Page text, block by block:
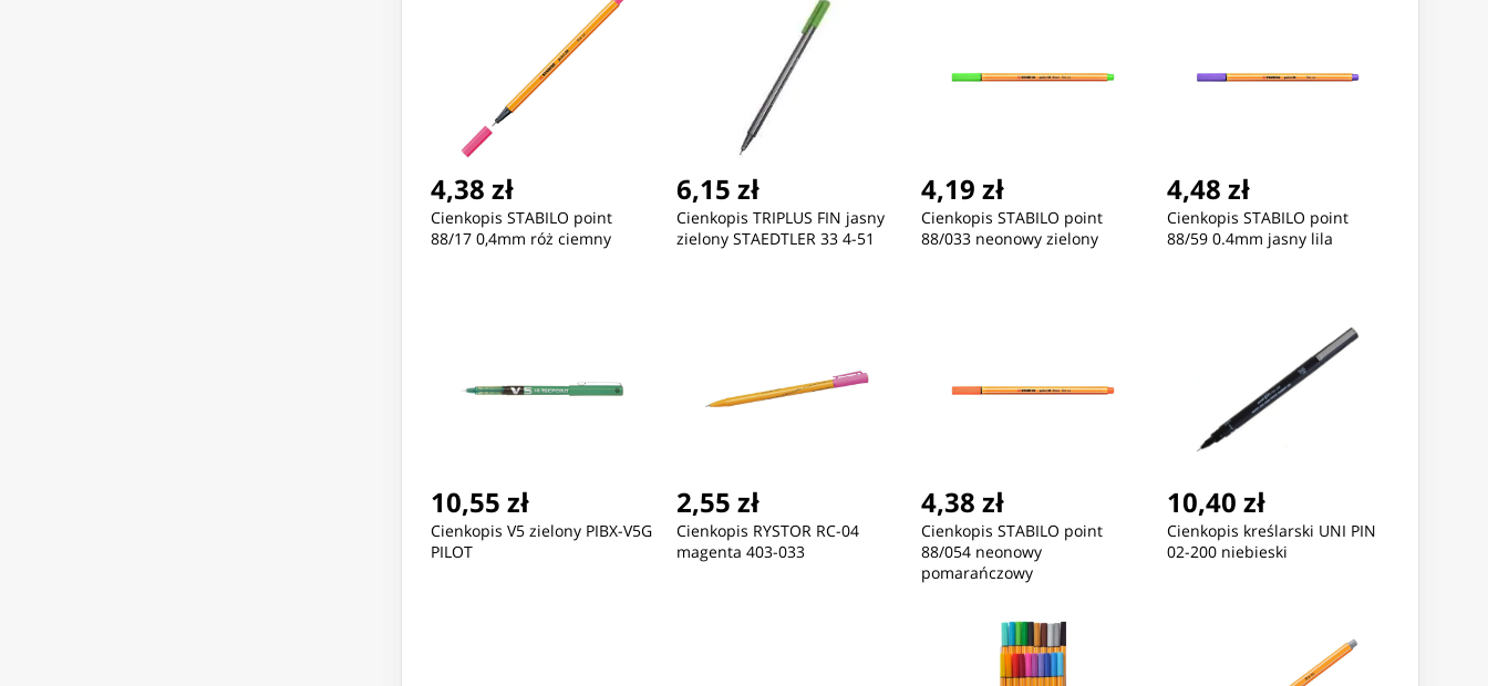
4,38 zł
Cienkopis STABILO point
88/17 0,4mm róż ciemny
6,15 zł
Cienkopis TRIPLUS FIN jasny
zielony STAEDTLER 33 4-51
4,19 zł
Cienkopis STABILO point
88/033 neonowy zielony
4,48 zł
Cienkopis STABILO point
88/59 0.4mm jasny lila
10,55 zł
Cienkopis V5 zielony PIBX-V5G
PILOT
2,55 zł
Cienkopis RYSTOR RC-04
magenta 403-033
4,38 zł
Cienkopis STABILO point
88/054 neonowy
pomarańczowy
10,40 zł
Cienkopis kreślarski UNI PIN
02-200 niebieski